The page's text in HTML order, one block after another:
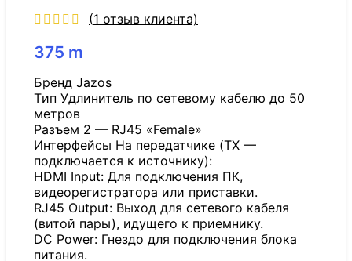
(1 отзыв клиента)
375 m
Бренд Jazos
Tип Удлинитель по сетевому кабелю до 50
метров
Разъем 2 — RJ45 «Female»
Интерфейсы На передатчике (TX —
подключается к источнику):
HDMI Input: Для подключения ПК,
видеорегистратора или приставки.
RJ45 Output: Выход для сетевого кабеля
(витой пары), идущего к приемнику.
DC Power: Гнездо для подключения блока
питания.